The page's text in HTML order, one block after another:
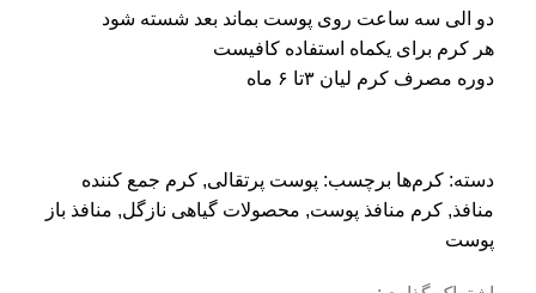
دو الی سه ساعت روی پوست بماند بعد شسته شود
هر کرم برای یکماه استفاده کافیست
دوره مصرف کرم لیان ۳تا ۶ ماه
دسته: کرم‌ها برچسب: پوست پرتقالی, کرم جمع کننده
منافذ, کرم منافذ پوست, محصولات گیاهی نازگل, منافذ باز
پوست